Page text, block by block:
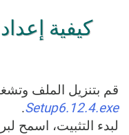
كيفية إعداد ActiveBarcode:
قم بتنزيل الملف
Setup6.12.4.exe
.
لبدء التثبيت، اسمح